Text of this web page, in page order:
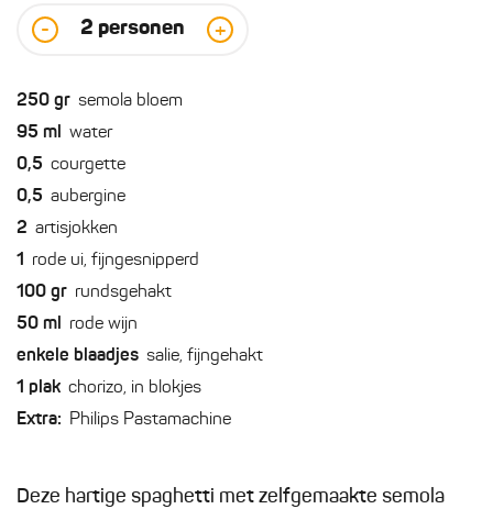
- 2 personen +
250 gr semola bloem
95 ml water
0,5 courgette
0,5 aubergine
2 artisjokken
1 rode ui, fijngesnipperd
100 gr rundsgehakt
50 ml rode wijn
enkele blaadjes salie, fijngehakt
1 plak chorizo, in blokjes
Extra: Philips Pastamachine
Deze hartige spaghetti met zelfgemaakte semola